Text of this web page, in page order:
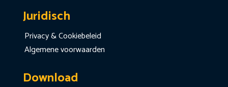
Juridisch
Privacy & Cookiebeleid
Algemene voorwaarden
Download